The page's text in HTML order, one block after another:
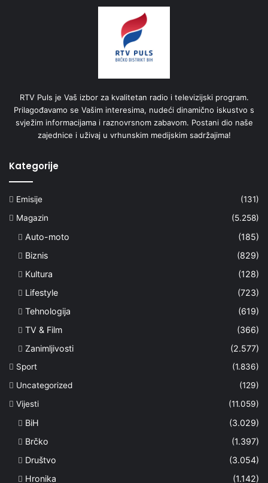
RTV Puls je Vaš izbor za kvalitetan radio i televizijski program.
Prilagođavamo se Vašim interesima, nudeći dinamično iskustvo s
svježim informacijama i raznovrsnom zabavom. Postani dio naše
zajednice i uživaj u vrhunskim medijskim sadržajima!
Kategorije
Emisije
(131)
Magazin
(5.258)
Auto-moto
(185)
Biznis
(829)
Kultura
(128)
Lifestyle
(723)
Tehnologija
(619)
TV & Film
(366)
Zanimljivosti
(2.577)
Sport
(1.836)
Uncategorized
(129)
Vijesti
(11.059)
BiH
(3.029)
Brčko
(1.397)
Društvo
(3.054)
Hronika
(1.142)